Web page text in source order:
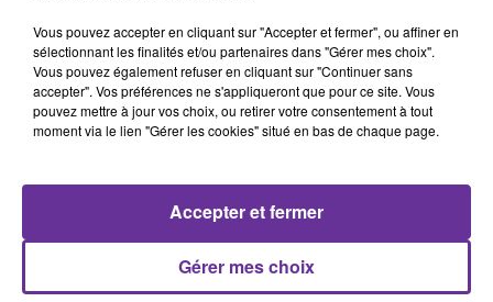
Cq
MARYIAM `` OLFA _28 11
MARYIAM `` OLFA _28 11
Vous pouvez accepter en cliquant sur "Accepter et fermer", ou affiner en
sélectionnant les finalités et/ou partenaires dans "Gérer mes choix".
Vous pouvez également refuser en cliquant sur "Continuer sans
accepter". Vos préférences ne s'appliqueront que pour ce site. Vous
pouvez mettre à jour vos choix, ou retirer votre consentement à tout
moment via le lien "Gérer les cookies" situé en bas de chaque page.
Gérer mes choix
Accepter et fermer